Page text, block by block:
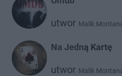
utwor Malik
Na Jedną Kartę
utwor Malik